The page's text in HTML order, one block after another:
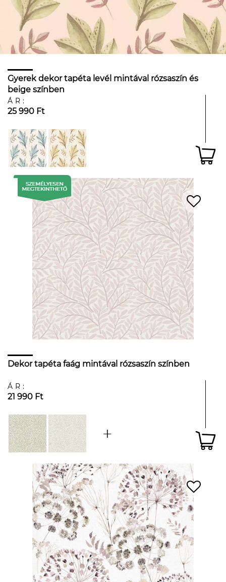
Gyerek dekor tapéta levél mintával rózsaszín és
beige színben
ÁR:
25 990 Ft
Dekor tapéta faág mintával rózsaszín színben
ÁR:
21 990 Ft